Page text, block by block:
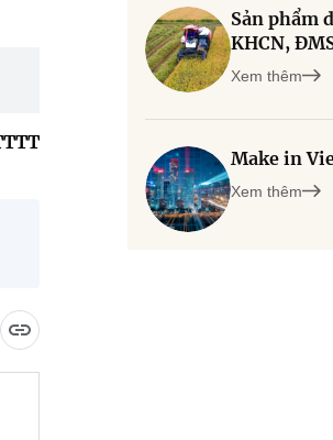
Sản phẩm
KHCN,
Xem thêm
Make in
Xem thêm